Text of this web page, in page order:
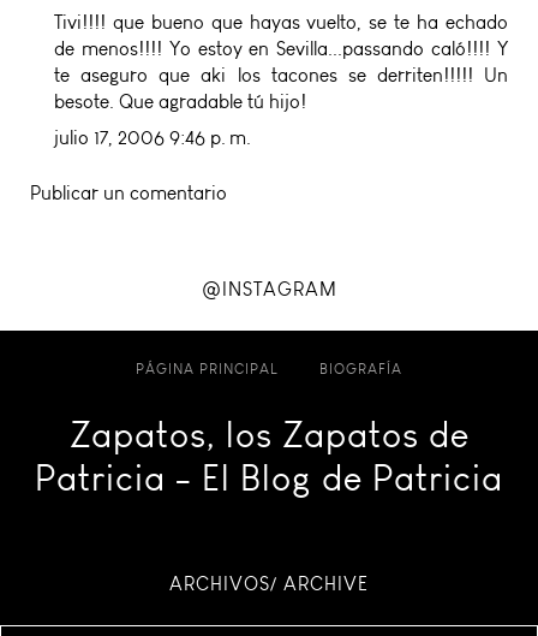
Tivi!!!! que bueno que hayas vuelto, se te ha echado
de menos!!!! Yo estoy en Sevilla...passando caló!!!! Y
te aseguro que aki los tacones se derriten!!!!! Un
besote. Que agradable tú hijo!
julio 17, 2006 9:46 p. m.
Publicar un comentario
@INSTAGRAM
PÁGINA PRINCIPAL BIOGRAFÍA
Zapatos, los Zapatos de
Patricia - El Blog de Patricia
ARCHIVOS/ ARCHIVE